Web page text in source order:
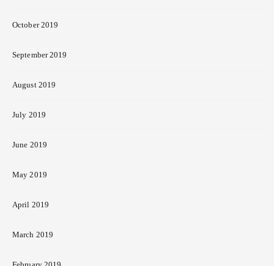
October 2019
September 2019
August 2019
July 2019
June 2019
May 2019
April 2019
March 2019